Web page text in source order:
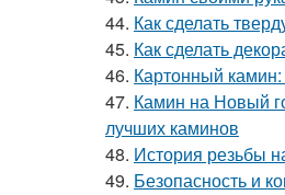
44. Как сделать
45. Как сделать
46. Картонный
47. Камин на Новый
лучших каминов
48. История резьбы
49. Безопасность и